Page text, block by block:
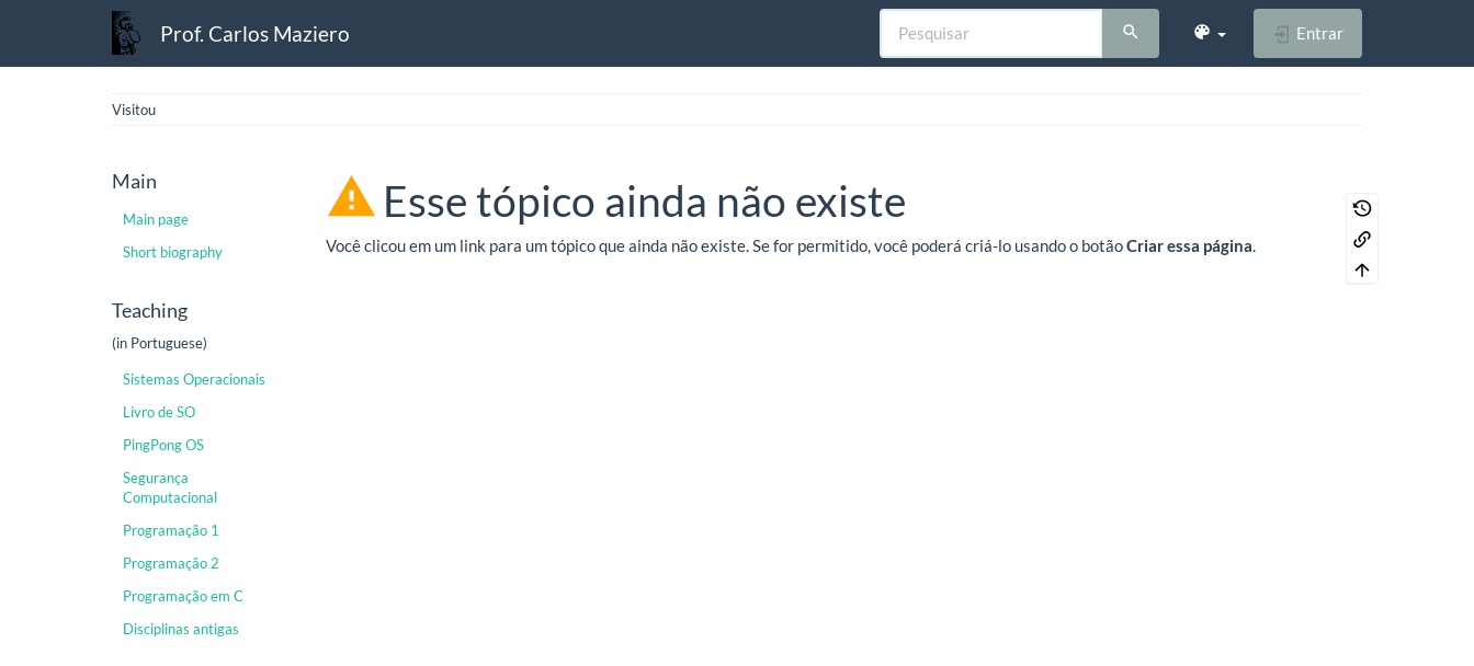
Prof. Carlos Maziero Entrar
Visitou
Main
Main page
Short biography
Teaching
(in Portuguese)
Sistemas Operacionais
Livro de SO
PingPong OS
Segurança
Computacional
Programação 1
Programação 2
Programação em C
Disciplinas antigas
Esse tópico ainda não existe
Você clicou em um link para um tópico que ainda não existe. Se for permitido, você poderá criá-lo usando o botãoCriar essa página.